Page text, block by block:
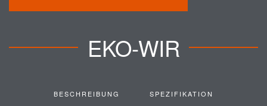
EKO-WIR
BESCHREIBUNG
SPEZIFIKATION